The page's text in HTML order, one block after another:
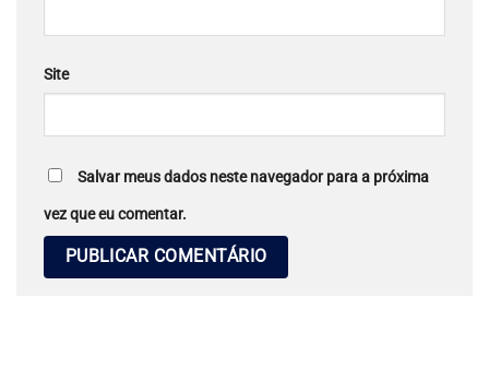
Site
Salvar meus dados neste navegador para a próxima
vez que eu comentar.